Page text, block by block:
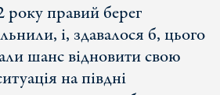
року правий берег
і, здавалося б, цього
шанс відновити свою
на півдні